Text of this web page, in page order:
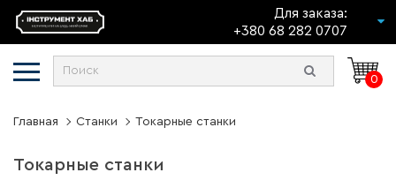
Для заказа:
+380 68 282 0707
0
Главная Станки Токарные станки
Токарные станки